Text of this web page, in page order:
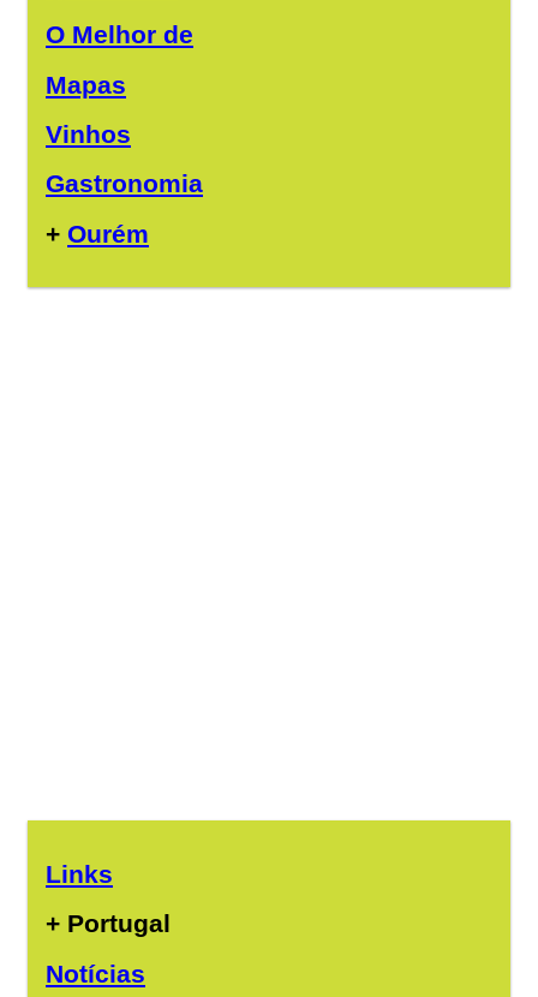
O Melhor de
Mapas
Vinhos
Gastronomia
+ Ourém
Links
+ Portugal
Notícias